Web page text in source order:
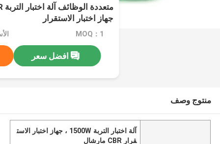
جهاز اختبار الاستقرار
MOQ：1
افضل سعر
منتوج وصف
آلة اختبار التربة 1500W ، جهاز اختبار الاست
قرار CBR مارشال